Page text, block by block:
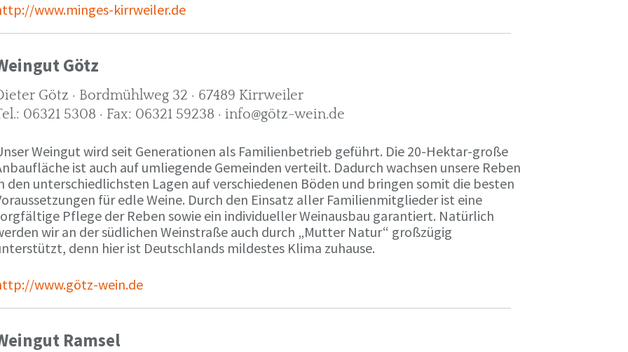
www.minges-kirrweiler.de
Götz
Götz · Bordmühlweg 32 · 67489 Kirrweiler
06321 5308 · Fax: 06321 59238 · info@götz-wein.de
Weingut wird seit Generationen als Familienbetrieb geführt. Die 20-Hektar-große
ist auch auf umliegende Gemeinden verteilt. Dadurch wachsen unsere Reben
den unterschiedlichsten Lagen auf verschiedenen Böden und bringen somit die besten
für edle Weine. Durch den Einsatz aller Familienmitglieder ist eine
Pflege der Reben sowie ein individueller Weinausbau garantiert. Natürlich
wir an der südlichen Weinstraße auch durch „Mutter Natur“ großzügig
denn hier ist Deutschlands mildestes Klima zuhause.
www.götz-wein.de
Ramsel